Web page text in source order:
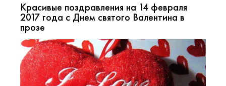
Красивые поздравления на 14 февраля
2017 года с Днем святого Валентина в
прозе